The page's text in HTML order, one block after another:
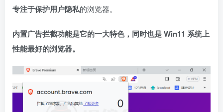
专注于保护用户隐私的浏览器。
内置广告拦截功能是它的一大特色，同时也是 Win11 系统上
性能最好的浏览器。